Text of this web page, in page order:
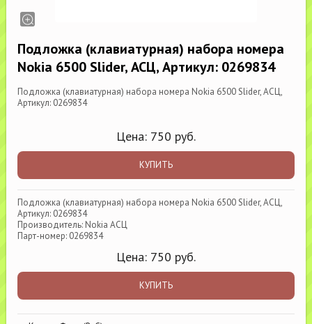
Подложка (клавиатурная) набора номера
Nokia 6500 Slider, АСЦ, Артикул: 0269834
Подложка (клавиатурная) набора номера Nokia 6500 Slider, АСЦ,
Артикул: 0269834
Цена: 750 руб.
КУПИТЬ
Подложка (клавиатурная) набора номера Nokia 6500 Slider, АСЦ,
Артикул: 0269834
Производитель: Nokia АСЦ
Парт-номер: 0269834
Цена: 750 руб.
КУПИТЬ